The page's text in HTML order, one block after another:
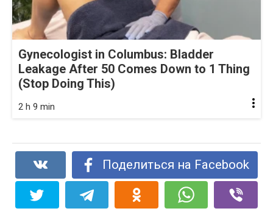
Gynecologist in Columbus: Bladder
Leakage After 50 Comes Down to 1 Thing
(Stop Doing This)
2 h 9 min
Поделиться на Facebook